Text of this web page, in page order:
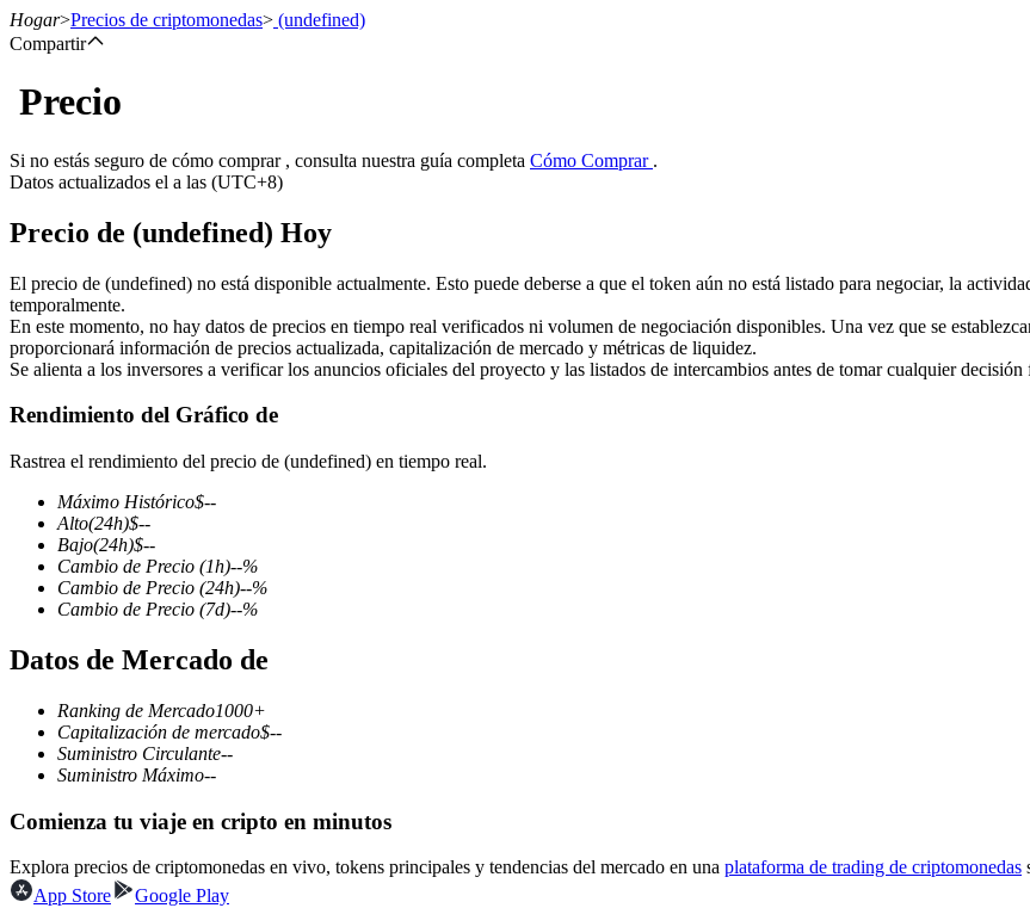
Futuros
Futuros del USDT
TradFi
Derivados de acciones, divisas, metales preciosos y materias primas
Hogar>Precios de criptomonedas> (undefined)
Compartir
Precio
Si no estás seguro de cómo comprar , consulta nuestra guía completa Cómo Comprar .
Datos actualizados el a las (UTC+8)
Precio de (undefined) Hoy
El precio de (undefined) no está disponible actualmente. Esto puede deberse a que el token aún no está listado para negociar, la
temporalmente.
En este momento, no hay datos de precios en tiempo real verificados ni volumen de negociación disponibles. Una vez que se
proporcionará información de precios actualizada, capitalización de mercado y métricas de liquidez.
Se alienta a los inversores a verificar los anuncios oficiales del proyecto y las listados de intercambios antes de tomar cualquier decisión
Rendimiento del Gráfico de
Rastrea el rendimiento del precio de (undefined) en tiempo real.
Máximo Histórico$--
Alto(24h)$--
Bajo(24h)$--
Cambio de Precio (1h)--%
Cambio de Precio (24h)--%
Cambio de Precio (7d)--%
Datos de Mercado de
Ranking de Mercado1000+
Capitalización de mercado$--
Suministro Circulante--
Suministro Máximo--
Comienza tu viaje en cripto en minutos
Explora precios de criptomonedas en vivo, tokens principales y tendencias del mercado en una plataforma de trading de criptomonedas
App Store
Google Play